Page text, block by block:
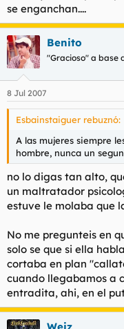
se enganchan....
Benito
"Gracioso" a base
8 Jul 2007
Esbainstaiguer rebuznó:
A las mujeres siempre
hombre, nunca un
no lo digas tan alto,
un maltratador
estuve le molaba que
No me pregunteis en
solo se que si ella
cortaba en plan
cuando llegabamos a
entradita, ahi, en el
Weiz